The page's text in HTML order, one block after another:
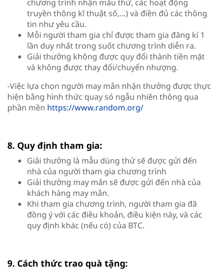
chương trình nhận mẫu thử, các hoạt động
truyền thông kĩ thuật số,…) và điền đủ các thông
tin như yêu cầu.
Mỗi người tham gia chỉ được tham gia đăng kí 1
lần duy nhất trong suốt chương trình diễn ra.
Giải thưởng không được quy đổi thành tiền mặt
và không được thay đổi/chuyển nhượng.
-Việc lựa chọn người may mắn nhận thưởng được thực
hiện bằng hình thức quay só ngẫu nhiên thông qua
phần mền https://www.random.org/
8. Quy định tham gia:
Giải thưởng là mẫu dùng thử sẽ được gửi đến
nhà của người tham gia chương trình
Giải thưởng may mắn sẽ được gửi đến nhà của
khách hàng may mắn.
Khi tham gia chương trình, người tham gia đã
đồng ý với các điều khoản, điều kiện này, và các
quy định khác (nếu có) của BTC.
9. Cách thức trao quà tặng: